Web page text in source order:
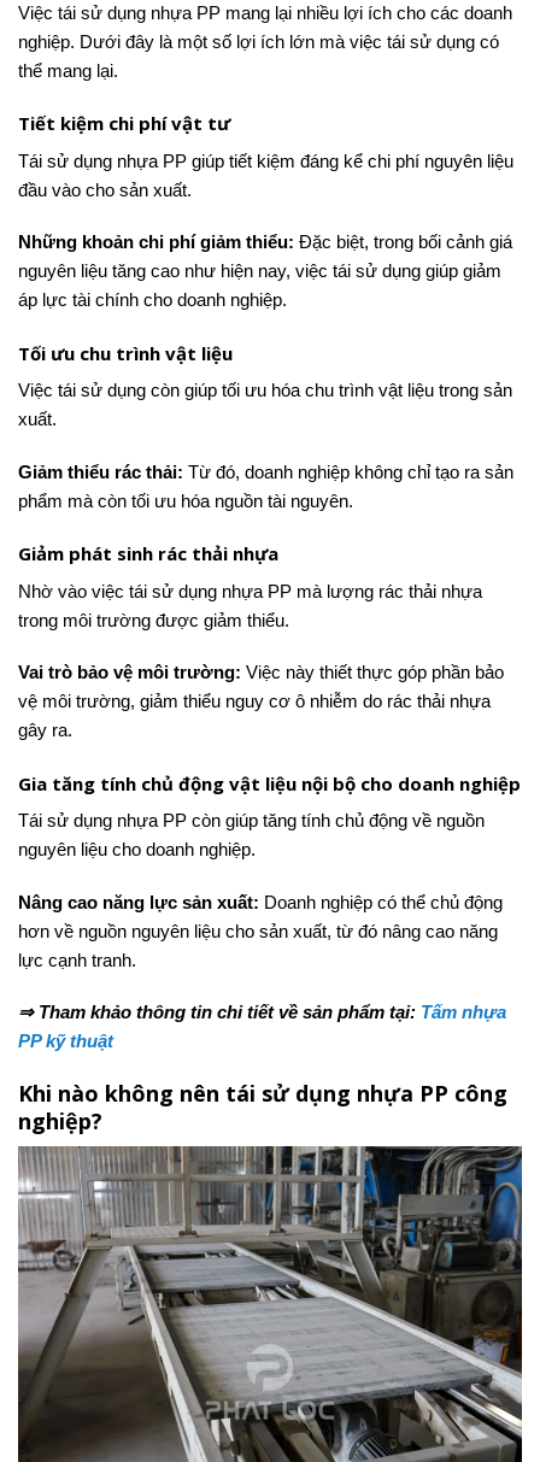
Việc tái sử dụng nhựa PP mang lại nhiều lợi ích cho các doanh
nghiệp. Dưới đây là một số lợi ích lớn mà việc tái sử dụng có
thể mang lại.
Tiết kiệm chi phí vật tư
Tái sử dụng nhựa PP giúp tiết kiệm đáng kể chi phí nguyên liệu
đầu vào cho sản xuất.
Những khoản chi phí giảm thiểu: Đặc biệt, trong bối cảnh giá
nguyên liệu tăng cao như hiện nay, việc tái sử dụng giúp giảm
áp lực tài chính cho doanh nghiệp.
Tối ưu chu trình vật liệu
Việc tái sử dụng còn giúp tối ưu hóa chu trình vật liệu trong sản
xuất.
Giảm thiểu rác thải: Từ đó, doanh nghiệp không chỉ tạo ra sản
phẩm mà còn tối ưu hóa nguồn tài nguyên.
Giảm phát sinh rác thải nhựa
Nhờ vào việc tái sử dụng nhựa PP mà lượng rác thải nhựa
trong môi trường được giảm thiểu.
Vai trò bảo vệ môi trường: Việc này thiết thực góp phần bảo
vệ môi trường, giảm thiểu nguy cơ ô nhiễm do rác thải nhựa
gây ra.
Gia tăng tính chủ động vật liệu nội bộ cho doanh nghiệp
Tái sử dụng nhựa PP còn giúp tăng tính chủ động về nguồn
nguyên liệu cho doanh nghiệp.
Nâng cao năng lực sản xuất: Doanh nghiệp có thể chủ động
hơn về nguồn nguyên liệu cho sản xuất, từ đó nâng cao năng
lực cạnh tranh.
⇒ Tham khảo thông tin chi tiết về sản phẩm tại: Tấm nhựa
PP kỹ thuật
Khi nào không nên tái sử dụng nhựa PP công
nghiệp?